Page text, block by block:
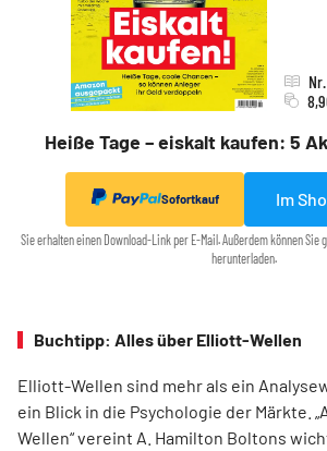
Heiße Tage – eiskalt kaufen: 5
Sofortkauf Im
Sie erhalten einen Download-Link per E-Mail. Außerdem können Sie
herunterladen.
Buchtipp: Alles über Elliott-Wellen
Elliott-Wellen sind mehr als ein
ein Blick in die Psychologie der Märkte.
Wellen“ vereint A. Hamilton Boltons